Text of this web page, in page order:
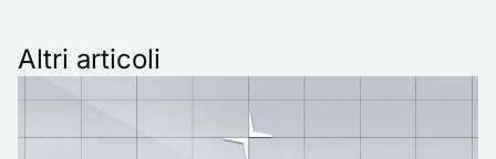
Altri articoli